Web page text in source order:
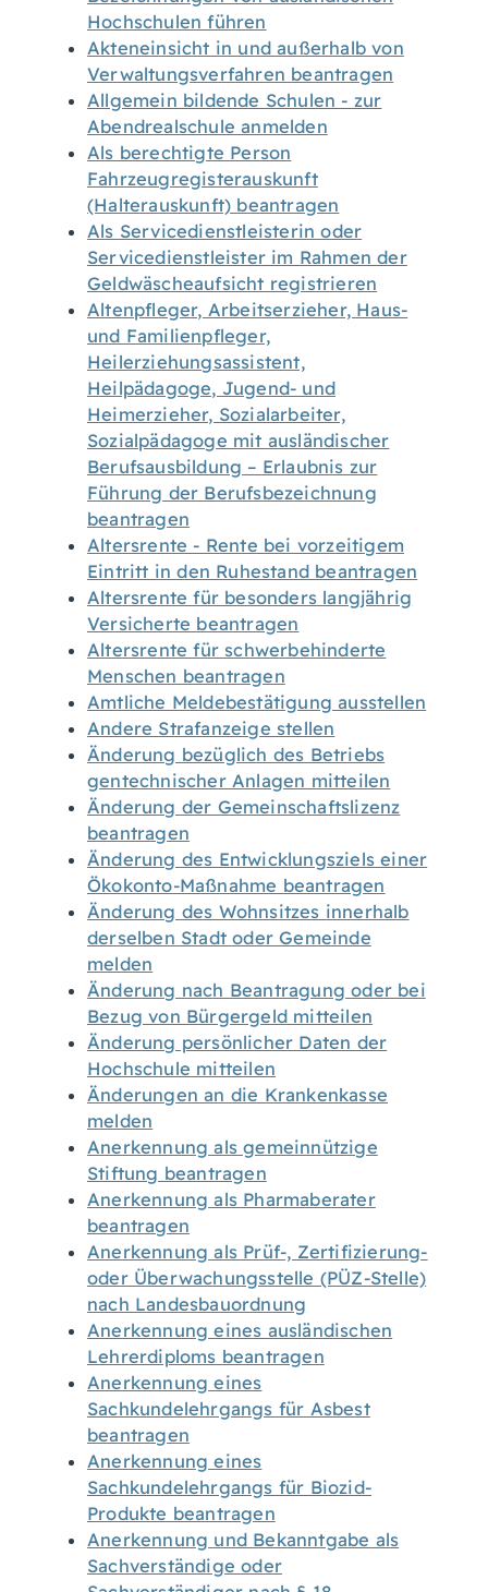
Hochschulen führen
Akteneinsicht in und außerhalb von
Verwaltungsverfahren beantragen
Allgemein bildende Schulen - zur
Abendrealschule anmelden
Als berechtigte Person
Fahrzeugregisterauskunft
(Halterauskunft) beantragen
Als Servicedienstleisterin oder
Servicedienstleister im Rahmen der
Geldwäscheaufsicht registrieren
Altenpfleger, Arbeitserzieher, Haus-
und Familienpfleger,
Heilerziehungsassistent,
Heilpädagoge, Jugend- und
Heimerzieher, Sozialarbeiter,
Sozialpädagoge mit ausländischer
Berufsausbildung – Erlaubnis zur
Führung der Berufsbezeichnung
beantragen
Altersrente - Rente bei vorzeitigem
Eintritt in den Ruhestand beantragen
Altersrente für besonders langjährig
Versicherte beantragen
Altersrente für schwerbehinderte
Menschen beantragen
Amtliche Meldebestätigung ausstellen
Andere Strafanzeige stellen
Änderung bezüglich des Betriebs
gentechnischer Anlagen mitteilen
Änderung der Gemeinschaftslizenz
beantragen
Änderung des Entwicklungsziels einer
Ökokonto-Maßnahme beantragen
Änderung des Wohnsitzes innerhalb
derselben Stadt oder Gemeinde
melden
Änderung nach Beantragung oder bei
Bezug von Bürgergeld mitteilen
Änderung persönlicher Daten der
Hochschule mitteilen
Änderungen an die Krankenkasse
melden
Anerkennung als gemeinnützige
Stiftung beantragen
Anerkennung als Pharmaberater
beantragen
Anerkennung als Prüf-, Zertifizierung-
oder Überwachungsstelle (PÜZ-Stelle)
nach Landesbauordnung
Anerkennung eines ausländischen
Lehrerdiploms beantragen
Anerkennung eines
Sachkundelehrgangs für Asbest
beantragen
Anerkennung eines
Sachkundelehrgangs für Biozid-
Produkte beantragen
Anerkennung und Bekanntgabe als
Sachverständige oder